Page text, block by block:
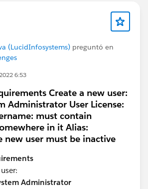
(LucidInfosystems) preguntó en
6:53
Create a new user:
Administrator User License:
must contain
in it Alias:
new user must be inactive
Administrator